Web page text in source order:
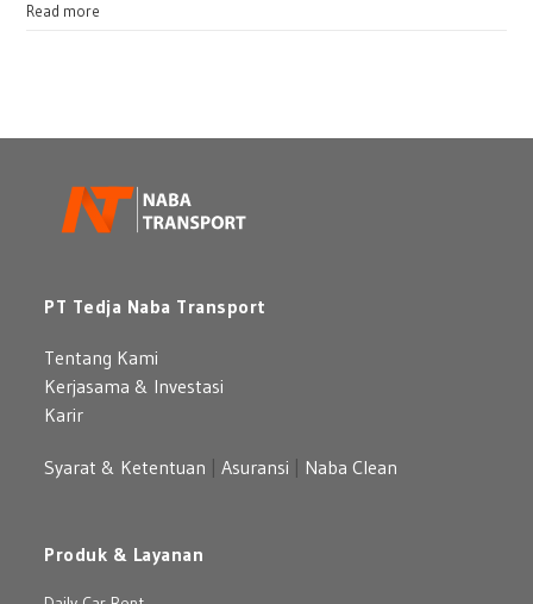
Read more
Mobil
yang
Berkelas
PT Tedja Naba Transport
Tentang Kami
Kerjasama & Investasi
Karir
Syarat & Ketentuan |Asuransi Naba Clean
Produk & Layanan